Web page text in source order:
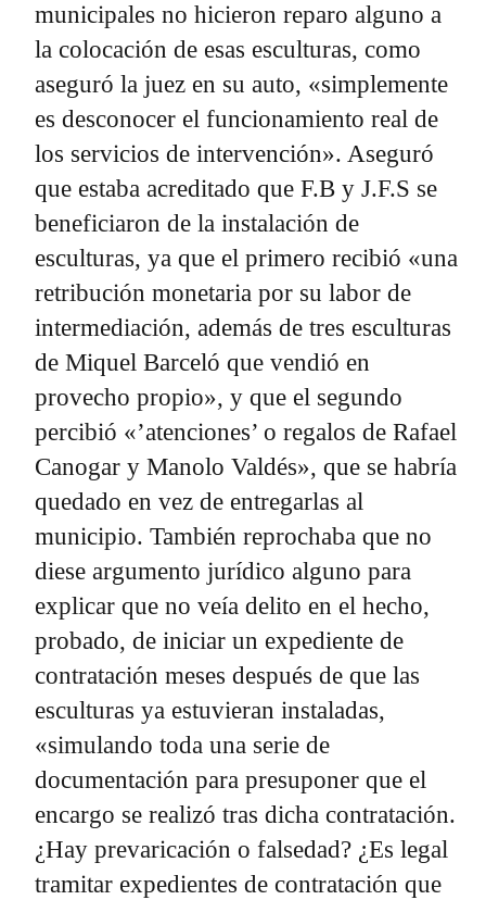
municipales no hicieron reparo alguno a
la colocación de esas esculturas, como
aseguró la juez en su auto, «simplemente
es desconocer el funcionamiento real de
los servicios de intervención». Aseguró
que estaba acreditado que F.B y J.F.S se
beneficiaron de la instalación de
esculturas, ya que el primero recibió «una
retribución monetaria por su labor de
intermediación, además de tres esculturas
de Miquel Barceló que vendió en
provecho propio», y que el segundo
percibió «’atenciones’ o regalos de Rafael
Canogar y Manolo Valdés», que se habría
quedado en vez de entregarlas al
municipio. También reprochaba que no
diese argumento jurídico alguno para
explicar que no veía delito en el hecho,
probado, de iniciar un expediente de
contratación meses después de que las
esculturas ya estuvieran instaladas,
«simulando toda una serie de
documentación para presuponer que el
encargo se realizó tras dicha contratación.
¿Hay prevaricación o falsedad? ¿Es legal
tramitar expedientes de contratación que